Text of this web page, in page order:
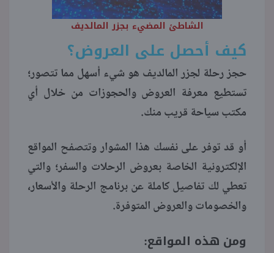
الشاطئ المضيء بجزر المالديف
كيف أحصل على العروض؟
حجز رحلة لجزر المالديف هو شيء أسهل مما تتصور؛
تستطيع معرفة العروض والحجوزات من خلال أي
مكتب سياحة قريب منك.
أو قد توفر على نفسك هذا المشوار وتتصفح المواقع
الإلكترونية الخاصة بعروض الرحلات والسفر؛ والتي
تعطي لك تفاصيل كاملة عن برنامج الرحلة والأسعار،
والخصومات والعروض المتوفرة.
ومن هذه المواقع: